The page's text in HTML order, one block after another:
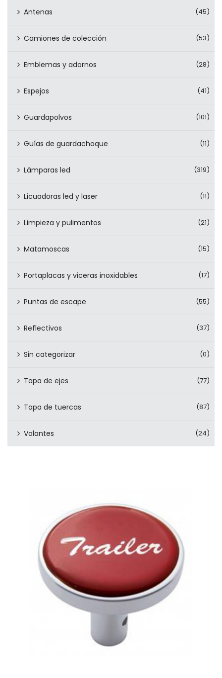
Antenas (45)
Camiones de colección (53)
Emblemas y adornos (28)
Espejos (41)
Guardapolvos (101)
Guías de guardachoque (11)
Lámparas led (319)
Licuadoras led y laser (11)
Limpieza y pulimentos (21)
Matamoscas (15)
Portaplacas y viceras inoxidables (17)
Puntas de escape (55)
Reflectivos (37)
Sin categorizar (0)
Tapa de ejes (77)
Tapa de tuercas (87)
Volantes (24)